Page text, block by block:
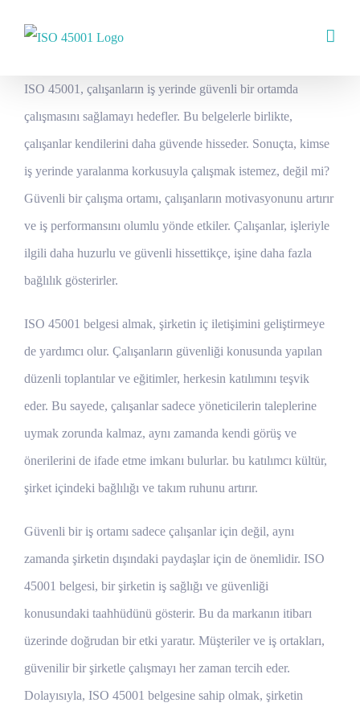
ISO 45001, çalışanların iş yerinde güvenli bir ortamda
çalışmasını sağlamayı hedefler. Bu belgelerle birlikte,
çalışanlar kendilerini daha güvende hisseder. Sonuçta, kimse
iş yerinde yaralanma korkusuyla çalışmak istemez, değil mi?
Güvenli bir çalışma ortamı, çalışanların motivasyonunu artırır
ve iş performansını olumlu yönde etkiler. Çalışanlar, işleriyle
ilgili daha huzurlu ve güvenli hissettikçe, işine daha fazla
bağlılık gösterirler.
ISO 45001 belgesi almak, şirketin iç iletişimini geliştirmeye
de yardımcı olur. Çalışanların güvenliği konusunda yapılan
düzenli toplantılar ve eğitimler, herkesin katılımını teşvik
eder. Bu sayede, çalışanlar sadece yöneticilerin taleplerine
uymak zorunda kalmaz, aynı zamanda kendi görüş ve
önerilerini de ifade etme imkanı bulurlar. bu katılımcı kültür,
şirket içindeki bağlılığı ve takım ruhunu artırır.
Güvenli bir iş ortamı sadece çalışanlar için değil, aynı
zamanda şirketin dışındaki paydaşlar için de önemlidir. ISO
45001 belgesi, bir şirketin iş sağlığı ve güvenliği
konusundaki taahhüdünü gösterir. Bu da markanın itibarı
üzerinde doğrudan bir etki yaratır. Müşteriler ve iş ortakları,
güvenilir bir şirketle çalışmayı her zaman tercih eder.
Dolayısıyla, ISO 45001 belgesine sahip olmak, şirketin